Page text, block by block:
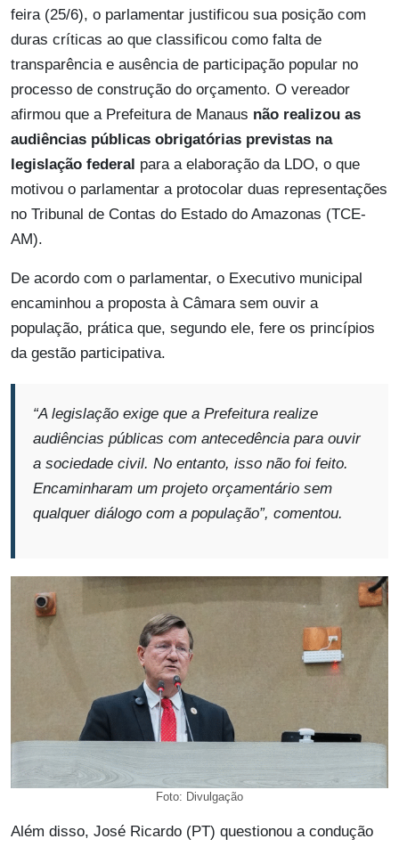
feira (25/6), o parlamentar justificou sua posição com
duras críticas ao que classificou como falta de
transparência e ausência de participação popular no
processo de construção do orçamento. O vereador
afirmou que a Prefeitura de Manaus não realizou as
audiências públicas obrigatórias previstas na
legislação federal para a elaboração da LDO, o que
motivou o parlamentar a protocolar duas representações
no Tribunal de Contas do Estado do Amazonas (TCE-
AM).
De acordo com o parlamentar, o Executivo municipal
encaminhou a proposta à Câmara sem ouvir a
população, prática que, segundo ele, fere os princípios
da gestão participativa.
“A legislação exige que a Prefeitura realize
audiências públicas com antecedência para ouvir
a sociedade civil. No entanto, isso não foi feito.
Encaminharam um projeto orçamentário sem
qualquer diálogo com a população”, comentou.
Foto: Divulgação
Além disso, José Ricardo (PT) questionou a condução